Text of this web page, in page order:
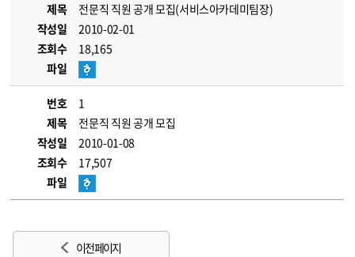
제목
전문직 직원 공개 모집(서비스아카데미팀장)
작성일
2010-02-01
조회수
18,165
파일
번호
1
제목
전문직 직원 공개 모집
작성일
2010-01-08
조회수
17,507
파일
이전 페이지